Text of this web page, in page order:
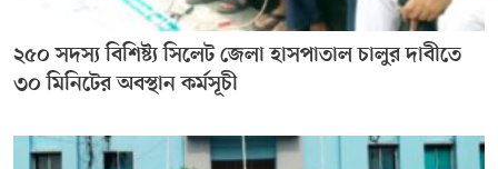
২৫০ সদস্য বিশিষ্ট্য সিলেট জেলা হাসপাতাল চালুর দাবীতে
৩০ মিনিটের অবস্থান কর্মসূচী